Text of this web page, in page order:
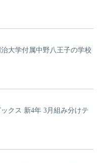
治大学付属中野八王子の学校
ックス 新4年 3月組み分けテ